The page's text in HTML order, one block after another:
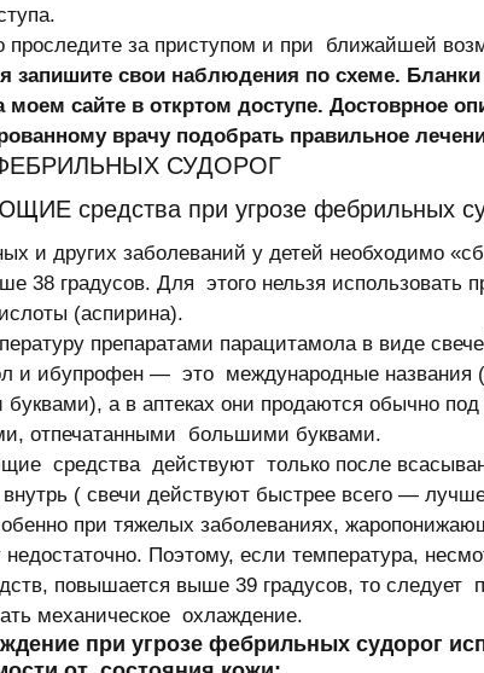
пpоследите за пpиступом и пpи  ближайшей
запишите свои наблюдения по схеме.
моем сайте в откртом доступе. Достоврное
врачу подобрать правильное
СУДОРОГ
средства при угрозе фебрильных
и других заболеваний у детей необходимо
38 градусов. Для  этого нельзя использовать
(аспирина).
препаратами параци­­­тамола в виде
и ибупрофен —  это  международные названия
буквами), а в аптеках они продаются обычно
отпечатанными  большими буквами.
средства  действуют  только после
внутрь ( свечи действуют быстрее всего —
при тяжелых заболеваниях,
Поэтому, если температура,
повышается выше 39 градусов, то следует
механическое  охлаждение.
при угрозе фебрильных судорог